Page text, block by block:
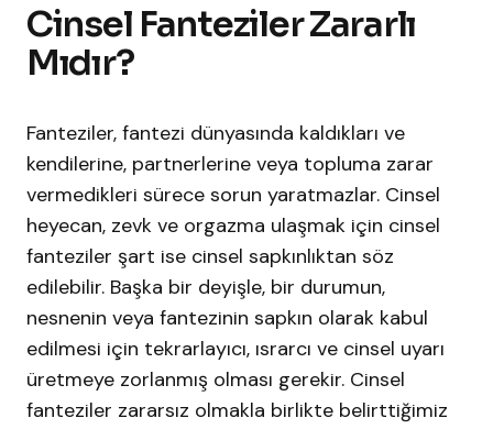
Cinsel Fanteziler Zararlı
Mıdır?
Fanteziler, fantezi dünyasında kaldıkları ve
kendilerine, partnerlerine veya topluma zarar
vermedikleri sürece sorun yaratmazlar. Cinsel
heyecan, zevk ve orgazma ulaşmak için cinsel
fanteziler şart ise cinsel sapkınlıktan söz
edilebilir. Başka bir deyişle, bir durumun,
nesnenin veya fantezinin sapkın olarak kabul
edilmesi için tekrarlayıcı, ısrarcı ve cinsel uyarı
üretmeye zorlanmış olması gerekir. Cinsel
fanteziler zararsız olmakla birlikte belirttiğimiz